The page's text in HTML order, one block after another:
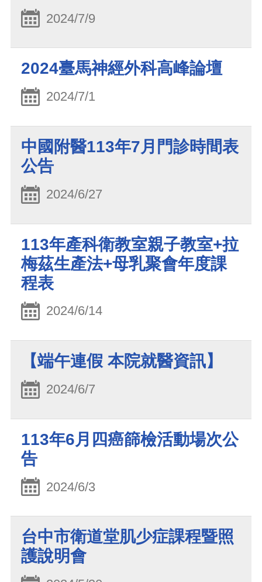
2024/7/9
2024臺馬神經外科高峰論壇
2024/7/1
中國附醫113年7月門診時間表
公告
2024/6/27
113年產科衛教室親子教室+拉
梅茲生產法+母乳聚會年度課
程表
2024/6/14
【端午連假 本院就醫資訊】
2024/6/7
113年6月四癌篩檢活動場次公
告
2024/6/3
台中市衛道堂肌少症課程暨照
護說明會